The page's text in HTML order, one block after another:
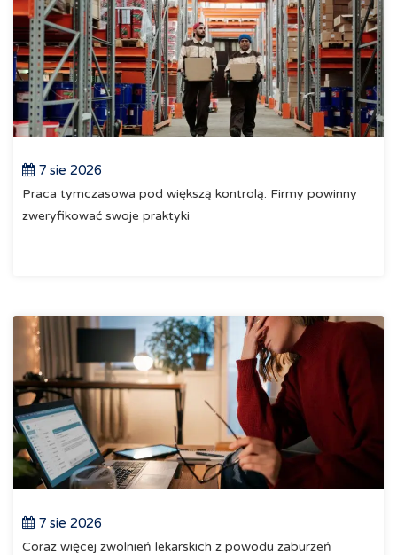
7 sie 2026
Praca tymczasowa pod większą kontrolą. Firmy powinny
zweryfikować swoje praktyki
7 sie 2026
Coraz więcej zwolnień lekarskich z powodu zaburzeń